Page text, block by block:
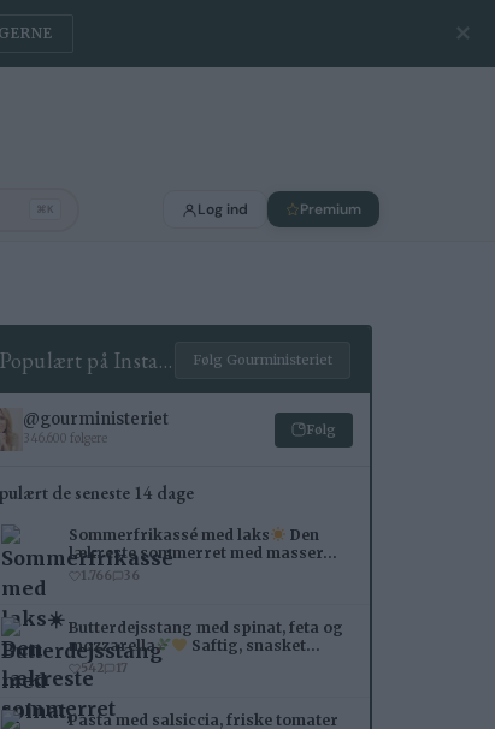
⌘K Log ind Premium
✕
Populært på Instagram Følg Gourministeriet
@gourministeriet
346.600 følgere
Følg
de seneste 14 dage
Sommerfrikassé med laks
Den
lækreste sommerret med masser…
1.766 36
Butterdejsstang med spinat, feta og
mozzarella
Saftig, snasket…
542 17
Pasta med salsiccia, friske tomater